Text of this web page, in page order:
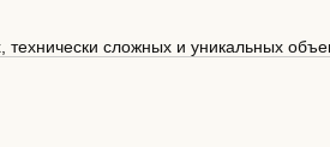
сложных и уникальных